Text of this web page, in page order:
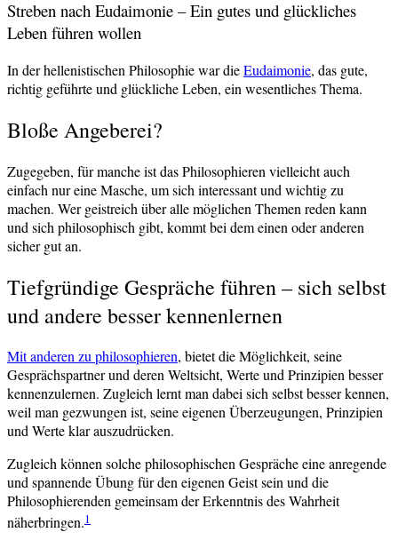
Streben nach Eudaimonie – Ein gutes und glückliches
Leben führen wollen
In der hellenistischen Philosophie war dieEudaimonie, das gute,
richtig geführte und glückliche Leben, ein wesentliches Thema.
Bloße Angeberei?
Zugegeben, für manche ist das Philosophieren vielleicht auch
einfach nur eine Masche, um sich interessant und wichtig zu
machen. Wer geistreich über alle möglichen Themen reden kann
und sich philosophisch gibt, kommt bei dem einen oder anderen
sicher gut an.
Tiefgründige Gespräche führen – sich selbst
und andere besser kennenlernen
Mit anderen zu philosophieren, bietet die Möglichkeit, seine
Gesprächspartner und deren Weltsicht, Werte und Prinzipien besser
kennenzulernen. Zugleich lernt man dabei sich selbst besser kennen,
weil man gezwungen ist, seine eigenen Überzeugungen, Prinzipien
und Werte klar auszudrücken.
Zugleich können solche philosophischen Gespräche eine anregende
und spannende Übung für den eigenen Geist sein und die
Philosophierenden gemeinsam der Erkenntnis des Wahrheit
näherbringen.1